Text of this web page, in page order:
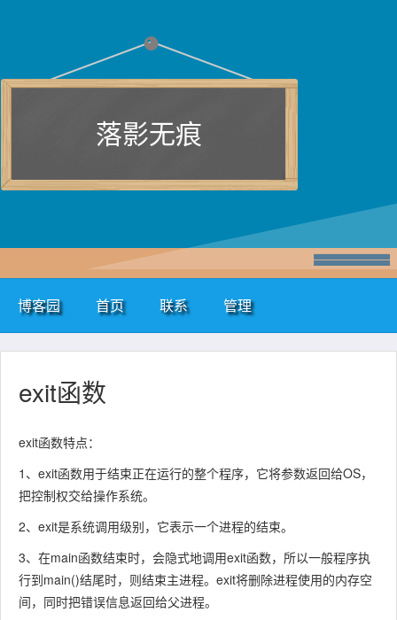
落影无痕
博客园 首页 联系 管理
exit函数
exit函数特点：
1、exit函数用于结束正在运行的整个程序，它将参数返回给OS，
把控制权交给操作系统。
2、exit是系统调用级别，它表示一个进程的结束。
3、在main函数结束时，会隐式地调用exit函数，所以一般程序执
行到main()结尾时，则结束主进程。exit将删除进程使用的内存空
间，同时把错误信息返回给父进程。